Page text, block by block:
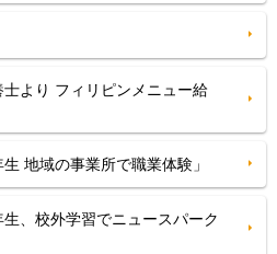
より フィリピンメニュー給
地域の事業所で職業体験」
、校外学習でニュースパーク